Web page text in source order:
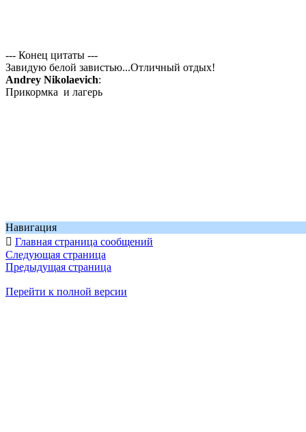
--- Конец цитаты ---
Завидую белой завистью...Отличный отдых!
Andrey Nikolaevich:
Прикормка и лагерь
Навигация
 Главная страница сообщений
Следующая страница
Предыдущая страница
Перейти к полной версии